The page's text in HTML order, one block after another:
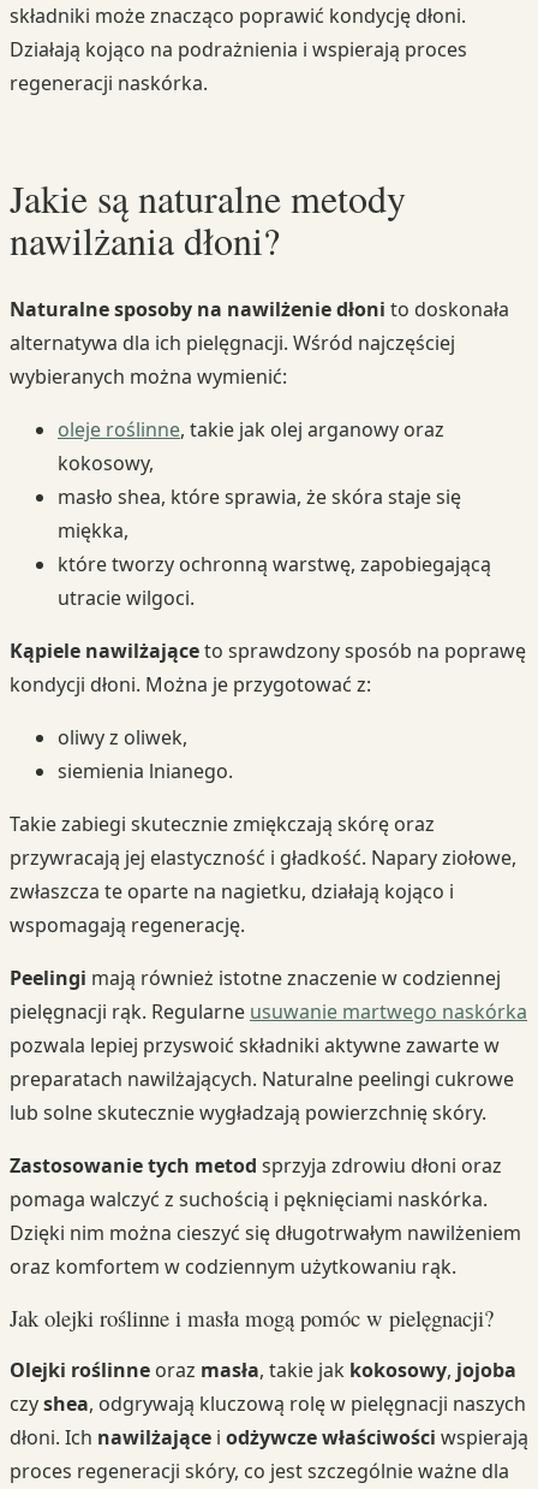
składniki może znacząco poprawić kondycję dłoni.
Działają kojąco na podrażnienia i wspierają proces
regeneracji naskórka.
Jakie są naturalne metody
nawilżania dłoni?
Naturalne sposoby na nawilżenie dłoni to doskonała
alternatywa dla ich pielęgnacji. Wśród najczęściej
wybieranych można wymienić:
oleje roślinne, takie jak olej arganowy oraz
kokosowy,
masło shea, które sprawia, że skóra staje się
miękka,
które tworzy ochronną warstwę, zapobiegającą
utracie wilgoci.
Kąpiele nawilżająceto sprawdzony sposób na poprawę
kondycji dłoni. Można je przygotować z:
oliwy z oliwek,
siemienia lnianego.
Takie zabiegi skutecznie zmiękczają skórę oraz
przywracają jej elastyczność i gładkość. Napary ziołowe,
zwłaszcza te oparte na nagietku, działają kojąco i
wspomagają regenerację.
Peelingi mają również istotne znaczenie w codziennej
pielęgnacji rąk. Regularne usuwanie martwego naskórka
pozwala lepiej przyswoić składniki aktywne zawarte w
preparatach nawilżających. Naturalne peelingi cukrowe
lub solne skutecznie wygładzają powierzchnię skóry.
Zastosowanie tych metod sprzyja zdrowiu dłoni oraz
pomaga walczyć z suchością i pęknięciami naskórka.
Dzięki nim można cieszyć się długotrwałym nawilżeniem
oraz komfortem w codziennym użytkowaniu rąk.
Jak olejki roślinne i masła mogą pomóc w pielęgnacji?
Olejki roślinne oraz masła, takie jak kokosowy, jojoba
czyshea, odgrywają kluczową rolę w pielęgnacji naszych
dłoni. Ich nawilżające i odżywcze właściwości wspierają
proces regeneracji skóry, co jest szczególnie ważne dla